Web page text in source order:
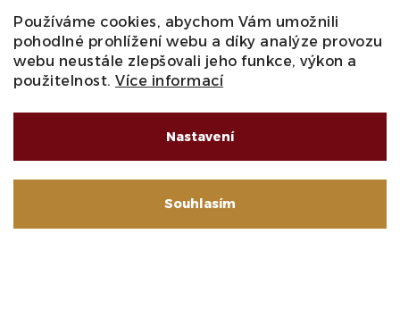
Používáme cookies, abychom Vám umožnili
pohodlné prohlížení webu a díky analýze provozu
webu neustále zlepšovali jeho funkce, výkon a
použitelnost. Více informací
Nastavení
Souhlasím
Tady je Cabernet Franc
doma